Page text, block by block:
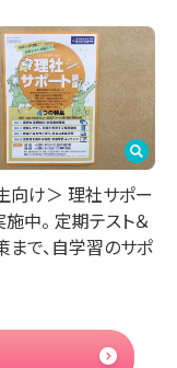
向け＞ 理社サポー
中。 定期テスト＆
まで、自学習のサポ